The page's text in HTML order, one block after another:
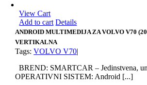
View Cart
Add to cart Details
ANDROID MULTIMEDIJA ZA VOLVO V70
VERTIKALNA
Tags:VOLVO V70|
BREND: SMARTCAR – Jedinstvena,
OPERATIVNI SISTEM: Android [...]